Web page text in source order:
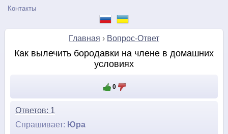
Контакты
Главная › Вопрос-Ответ
Как вылечить бородавки на члене в домашних
условиях
0
Ответов: 1
Спрашивает: Юра